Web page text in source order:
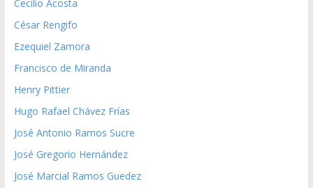
Cecilio Acosta
César Rengifo
Ezequiel Zamora
Francisco de Miranda
Henry Pittier
Hugo Rafael Chávez Frías
José Antonio Ramos Sucre
José Gregorio Hernández
José Marcial Ramos Guedez